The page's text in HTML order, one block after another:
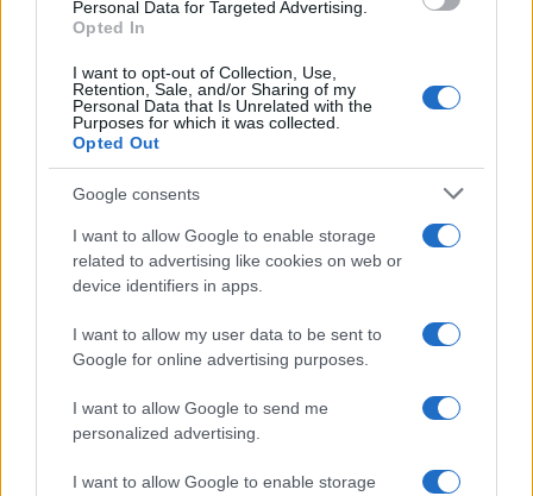
Personal Data for Targeted Advertising.
Opted In
I want to opt-out of Collection, Use,
Retention, Sale, and/or Sharing of my
Personal Data that Is Unrelated with the
Purposes for which it was collected.
Opted Out
Google consents
I want to allow Google to enable storage
related to advertising like cookies on web or
device identifiers in apps.
I want to allow my user data to be sent to
Google for online advertising purposes.
I want to allow Google to send me
personalized advertising.
I want to allow Google to enable storage
adotaram esse modelo. Benioff dirige uma ala filantrópica
separada de sua empresa, chamada Salesforce.com
Foundation, e tem um orçamento anual de cerca de US $
20 milhões.
AUTOR
Giorgia Stromeo